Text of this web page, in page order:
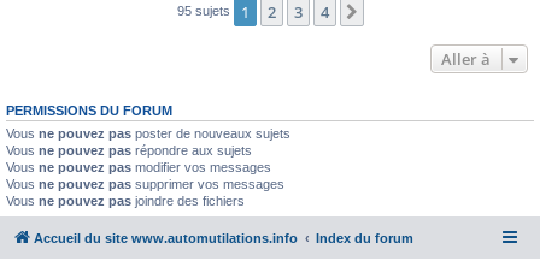
95 sujets 1 2 3 4
Aller à
PERMISSIONS DU FORUM
Vous ne pouvez pas poster de nouveaux sujets
Vous ne pouvez pas répondre aux sujets
Vous ne pouvez pas modifier vos messages
Vous ne pouvez pas supprimer vos messages
Vous ne pouvez pas joindre des fichiers
Accueil du site www.automutilations.info Index du forum